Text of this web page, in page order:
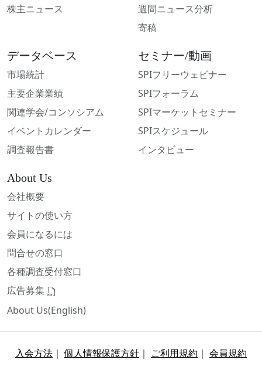
株主ニュース
週間ニュース分析
寄稿
データベース
市場統計
主要企業業績
関連学会/コンソシアム
イベントカレンダー
調査報告書
セミナー/動画
SPIフリーウェビナー
SPIフォーラム
SPIマーケットセミナー
SPIスケジュール
インタビュー
About Us
会社概要
サイトの使い方
会員になるには
問合せの窓口
各種調査受付窓口
広告募集
About Us(English)
入会方法 ｜個人情報保護方針 ｜ ご利用規約 ｜ 会員規約